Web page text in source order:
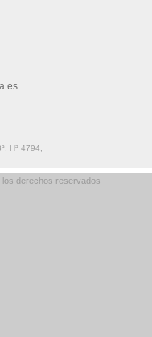
Hª 4794,
los derechos reservados